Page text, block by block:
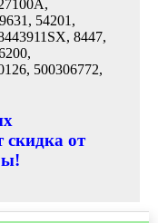
54201,
8447,
500306772,
скидка от